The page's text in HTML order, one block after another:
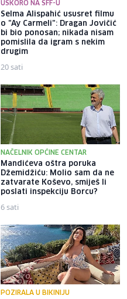
USKORO NA SFF-U
Selma Alispahić ususret filmu
o "Ay Carmeli": Dragan Jovičić
bi bio ponosan; nikada nisam
pomislila da igram s nekim
drugim
20 sati
NAČELNIK OPĆINE CENTAR
Mandićeva oštra poruka
Džemidžiću: Molio sam da ne
zatvarate Koševo, smiješ li
poslati inspekciju Borcu?
6 sati
POZIRALA U BIKINIJU